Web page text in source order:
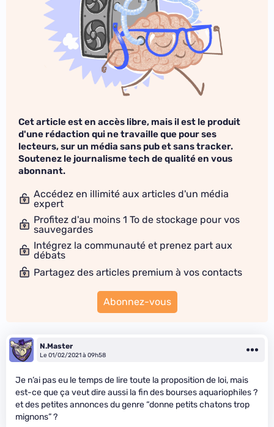
Cet article est en accès libre, mais il est le produit
d'une rédaction qui ne travaille que pour ses
lecteurs, sur un média sans pub et sans tracker.
Soutenez le journalisme tech de qualité en vous
abonnant.
Accédez en illimité aux articles d'un média
expert
Profitez d'au moins 1 To de stockage pour vos
sauvegardes
Intégrez la communauté et prenez part aux
débats
Partagez des articles premium à vos contacts
Abonnez-vous
N.Master
Le 01/02/2021 à 09h58
Je n’ai pas eu le temps de lire toute la proposition de loi, mais
est-ce que ça veut dire aussi la fin des bourses aquariophiles ?
et des petites annonces du genre “donne petits chatons trop
mignons” ?